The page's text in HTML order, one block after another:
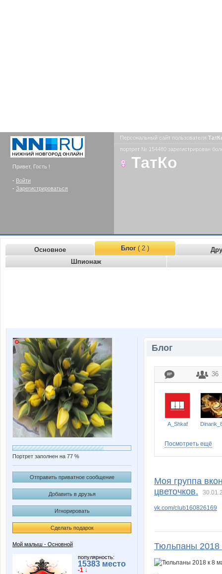
Привет, Гость !
- Войти
- Зарегистрироваться
Персональный сайт пользователя
портрет № 154480 зарегистрирован
ТатКо
Основное Блог( 2 )
Шпионаж
Портрет заполнен на 77 %
Отправить приватное сообщение
Добавить в друзья
Игнорировать
Сделать подарок
Мой малыш - Основной
популярность:
15383 место
-1 ↓
Блог
36
A_Shkaf
karina-kiss
Посмотреть ещё
Моя группа
цветочков.
vk.com/club160826169
Тюльпаны 2018